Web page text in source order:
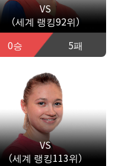
VS
（세계 랭킹92위）
0승
5패
VS
（세계 랭킹113위）